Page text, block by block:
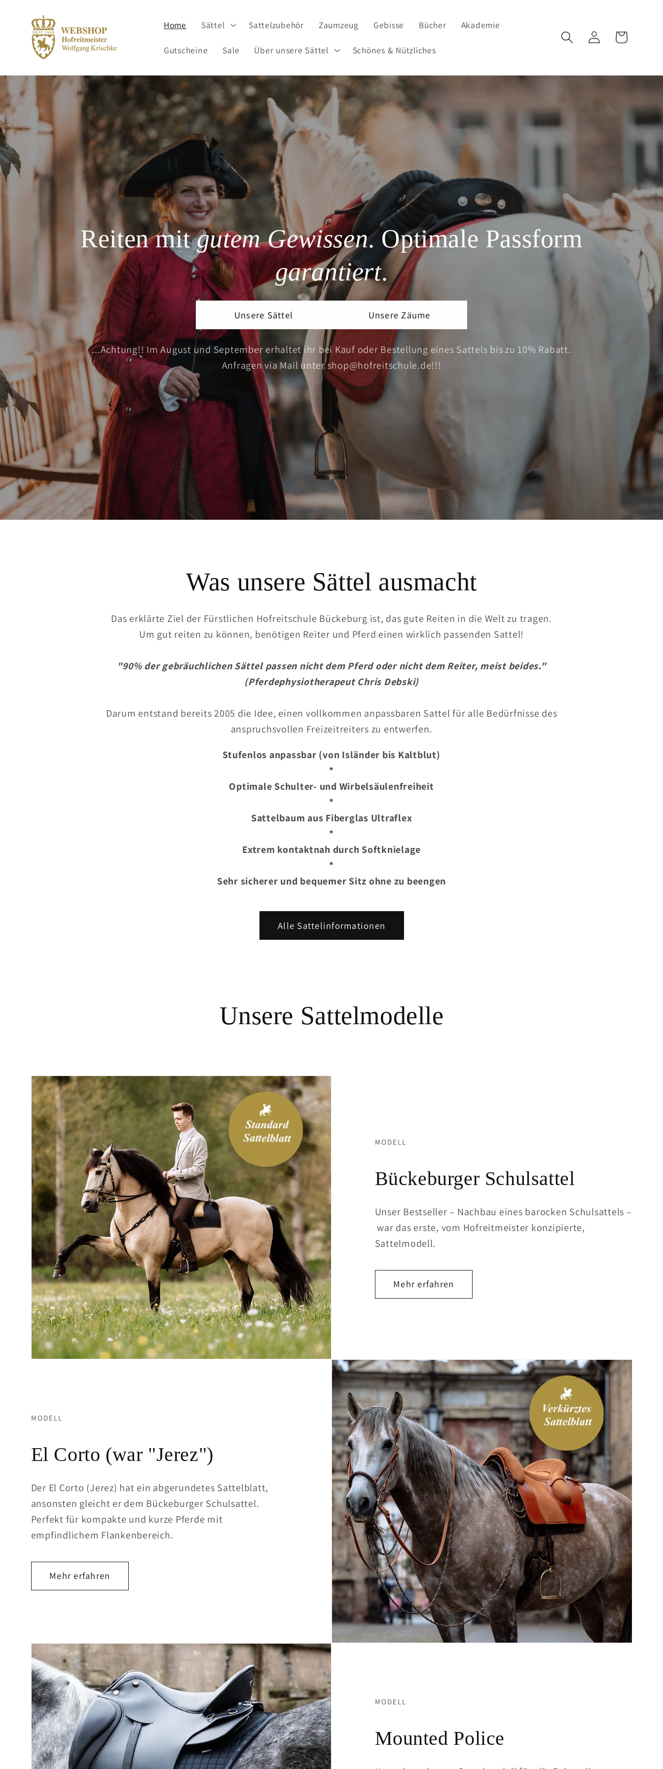
Inhalt
Home Sättel Sattelzubehör Zaumzeug Gebisse Bücher Akademie
Gutscheine Sale Über unsere Sättel Schönes & Nützliches
EinloggenWarenkorb
Reiten mitgutem Gewissen. Optimale Passform
garantiert.
Unsere Sättel Unsere Zäume
...Achtung!! Im August und September erhaltet ihr bei Kauf oder Bestellung eines Sattels bis zu 10% Rabatt.
Anfragen via Mail unter shop@hofreitschule.de!!!
Was unsere Sättel ausmacht
Das erklärte Ziel der Fürstlichen Hofreitschule Bückeburg ist, das gute Reiten in die Welt zu tragen.
Um gut reiten zu können, benötigen Reiter und Pferd einen wirklich passenden Sattel!
"90% der gebräuchlichen Sättel passen nicht dem Pferd oder nicht dem Reiter, meist beides."
(Pferdephysiotherapeut Chris Debski)
Darum entstand bereits 2005 die Idee, einen vollkommen anpassbaren Sattel für alle Bedürfnisse des
anspruchsvollen Freizeitreiters zu entwerfen.
Stufenlos anpassbar (von Isländer bis Kaltblut)
*
Optimale Schulter- und Wirbelsäulenfreiheit
*
Sattelbaum aus Fiberglas Ultraflex
*
Extrem kontaktnah durch Softknielage
*
Sehr sicherer und bequemer Sitz ohne zu beengen
Alle Sattelinformationen
Unsere Sattelmodelle
MODELL
Bückeburger Schulsattel
Unser Bestseller – Nachbau eines barocken Schulsattels –
war das erste, vom Hofreitmeister konzipierte,
Sattelmodell.
Mehr erfahren
MODELL
El Corto (war "Jerez")
Der El Corto (Jerez) hat ein abgerundetes Sattelblatt,
ansonsten gleicht er dem Bückeburger Schulsattel.
Perfekt für kompakte und kurze Pferde mit
empfindlichem Flankenbereich.
Mehr erfahren
MODELL
Mounted Police